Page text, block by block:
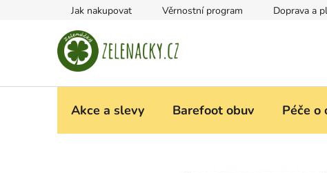
Jak nakupovat Věrnostní program Doprava a
Akce a slevy Barefoot obuv Péče o